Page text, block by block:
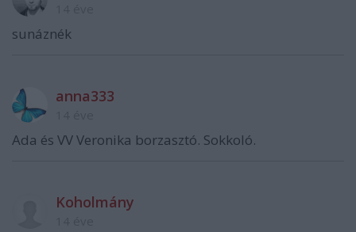
sunáznék
anna333
Ada és VV Veronika borzasztó. Sokkoló.
Koholmány